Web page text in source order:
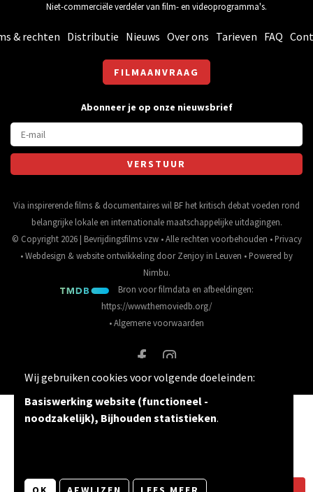
Niet-commerciële verdeler van film- en videoprogramma's.
& rechten Distributie Nieuws Over ons Tarieven FAQ
FILMAANVRAAG
Abonneer je op onze nieuwsbrief
Via inspirerende films & documentaires wil BF het kritisch debat voeden rond
belangrijke lokale en internationale maatschappelijke uitdagingen.
© Copyright 2026 | Bevrijdingsfilms vzw • Alle rechten voorbehouden • Privacy
•Webdesign &website ontwikkeling doorZenjoy in Leuven • Powered by
Nimbu.
Bron voor filmdata en afbeeldingen:
https://www.themoviedb.org/
•Algemene voorwaarden
Wij gebruiken cookies voor volgende doeleinden:
Basiswerking website (functioneel -
noodzakelijk), Bijhouden statistieken.